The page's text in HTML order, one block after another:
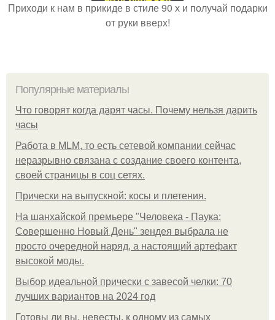
Приходи к нам в прикиде в стиле 90 х и получай подарки
от руки вверх!
Популярные материалы
Что говорят когда дарят часы. Почему нельзя дарить
часы
Работа в MLM, то есть сетевой компании сейчас
неразрывно связана с создание своего контента,
своей страницы в соц сетях.
Прически на выпускной: косы и плетения.
На шанхайской премьере "Человека - Паука:
Совершенно Новый День" зендея выбрала не
просто очередной наряд, а настоящий артефакт
высокой моды.
Выбор идеальной прически с завесой челки: 70
лучших вариантов на 2024 год
Готовы ли вы, невесты, к одному из самых